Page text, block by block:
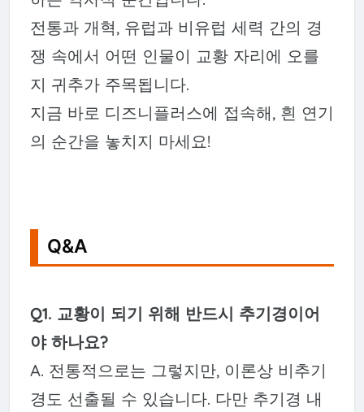
전통과 개혁, 유럽과 비유럽 세력 간의 경
쟁 속에서 어떤 인물이 교황 자리에 오를
지 귀추가 주목됩니다.
지금 바로 디즈니플러스에 접속해, 흰 연기
의 순간을 놓치지 마세요!
Q&A
Q1. 교황이 되기 위해 반드시 추기경이어
야 하나요?
A. 전통적으로는 그렇지만, 이론상 비추기
경도 선출될 수 있습니다. 다만 추기경 내